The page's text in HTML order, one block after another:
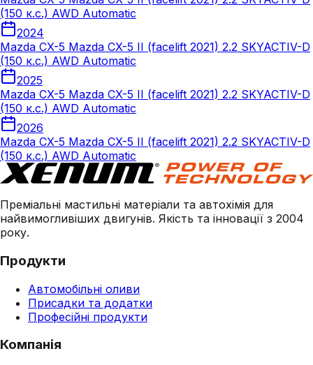
(150 к.с.) AWD Automatic
2024
Mazda CX-5 Mazda CX-5 II (facelift 2021) 2.2 SKYACTIV-D
(150 к.с.) AWD Automatic
2025
Mazda CX-5 Mazda CX-5 II (facelift 2021) 2.2 SKYACTIV-D
(150 к.с.) AWD Automatic
2026
Mazda CX-5 Mazda CX-5 II (facelift 2021) 2.2 SKYACTIV-D
(150 к.с.) AWD Automatic
Преміальні мастильні матеріали та автохімія для
найвимогливіших двигунів. Якість та інновації з 2004
року.
Продукти
Автомобільні оливи
Присадки та додатки
Професійні продукти
Компанія